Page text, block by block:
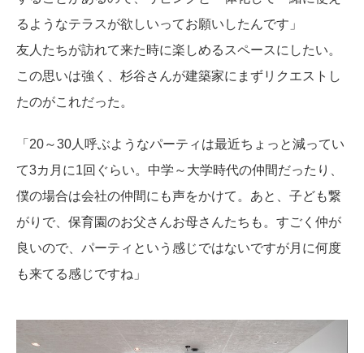
るようなテラスが欲しいってお願いしたんです」
友人たちが訪れて来た時に楽しめるスペースにしたい。
この思いは強く、杉谷さんが建築家にまずリクエストし
たのがこれだった。
「20～30人呼ぶようなパーティは最近ちょっと減ってい
て3カ月に1回ぐらい。中学～大学時代の仲間だったり、
僕の場合は会社の仲間にも声をかけて。あと、子ども繋
がりで、保育園のお父さんお母さんたちも。すごく仲が
良いので、パーティという感じではないですが月に何度
も来てる感じですね」